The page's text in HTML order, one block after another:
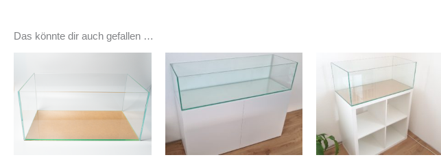
Das könnte dir auch gefallen …